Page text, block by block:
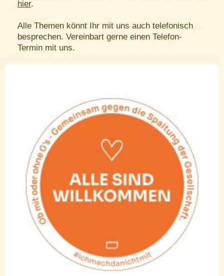
hier.
Alle Themen könnt Ihr mit uns auch telefonisch
besprechen. Vereinbart gerne einen Telefon-
Termin mit uns.